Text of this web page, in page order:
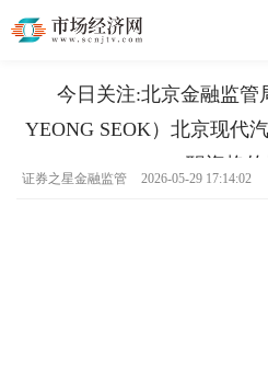
今日关注:北京金融监管
YEONG SEOK）北京现代
职资格的
证券之星金融监管 2026-05-29 17:14:02